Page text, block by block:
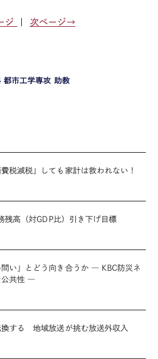
ジ 次ページ→
都市工学専攻 助教
税減税」しても家計は救われない！
残高（対GDP比）引き下げ目標
問い」とどう向き合うか ― KBC防災ネ
公共性 ―
換する 地域放送が挑む放送外収入